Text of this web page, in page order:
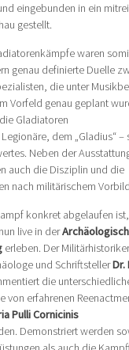
eingebunden in ein
gestellt.
waren
genau definierte Duelle
die unter
Vorfeld genau geplant
Gladiatoren
dem „Gladius“ –
Neben der
auch die Disziplin und die
nach militärischem
konkret abgelaufen
live in der
erleben. Der
und SchriftstellerDr.
die
von erfahrenen
Pulli Cornicinis
Demonstriert werden